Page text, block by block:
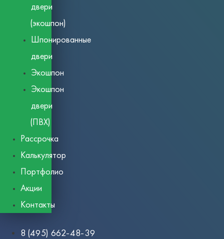
двери
(экошпон)
Шпонированные
двери
Экошпон
Экошпон
двери
(ПВХ)
Рассрочка
Калькулятор
Портфолио
Акции
Контакты
8 (495) 662-48-39